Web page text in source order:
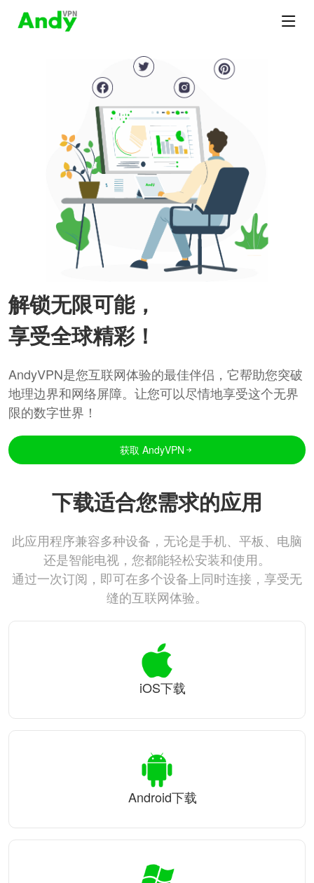
解锁无限可能，
享受全球精彩！
AndyVPN是您互联网体验的最佳伴侣，它帮助您突破
地理边界和网络屏障。让您可以尽情地享受这个无界
限的数字世界！
获取 AndyVPN
下载适合您需求的应用
此应用程序兼容多种设备，无论是手机、平板、电脑
还是智能电视，您都能轻松安装和使用。
通过一次订阅，即可在多个设备上同时连接，享受无
缝的互联网体验。
iOS下载
Android下载